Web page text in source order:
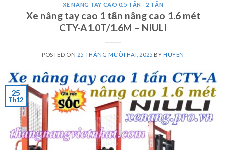
XE NÂNG TAY CAO 0.5 TẤN - 2 TẤN
Xe nâng tay cao 1 tấn nâng cao 1.6 mét
CTY-A1.0T/1.6M – NIULI
POSTED ON 25 THÁNG MƯỜI HAI, 2025 BY HUYEN
25
Th12